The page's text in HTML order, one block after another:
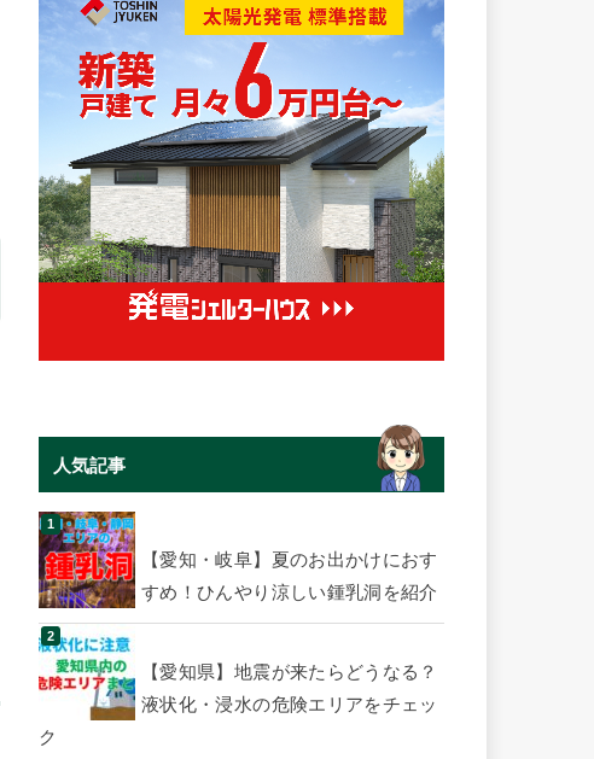
人気記事
【愛知・岐阜】夏のお出かけにおす
すめ！ひんやり涼しい鍾乳洞を紹介
【愛知県】地震が来たらどうなる？
液状化・浸水の危険エリアをチェッ
ク